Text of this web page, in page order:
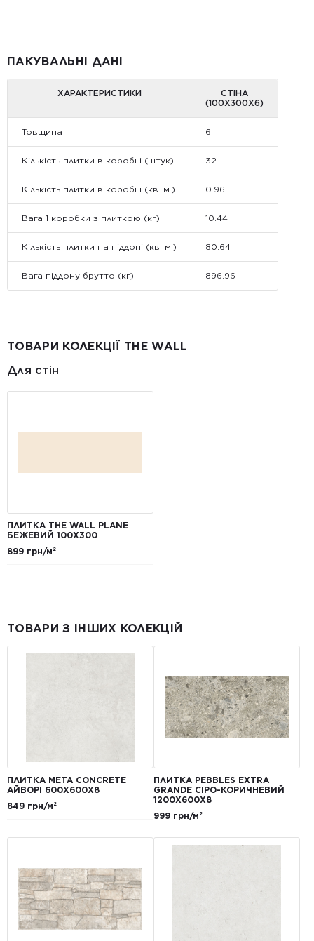
ПАКУВАЛЬНІ ДАНІ
ХАРАКТЕРИСТИКИ
СТІНА
(100Х300Х6)
Товщина 6
Кількість плитки в коробці (штук) 32
Кількість плитки в коробці (кв. м.) 0.96
Вага 1 коробки з плиткою (кг) 10.44
Кількість плитки на піддоні (кв. м.) 80.64
Вага піддону брутто (кг) 896.96
ТОВАРИ КОЛЕКЦІЇ THE WALL
Для стін
ПЛИТКА THE WALL PLANE
БЕЖЕВИЙ 100X300
899 грн/м²
ТОВАРИ З ІНШИХ КОЛЕКЦІЙ
ПЛИТКА META CONCRETE
АЙВОРІ 600Х600Х8
849 грн/м²
ПЛИТКА PEBBLES EXTRA
GRANDE СІРО-КОРИЧНЕВИЙ
1200Х600Х8
999 грн/м²